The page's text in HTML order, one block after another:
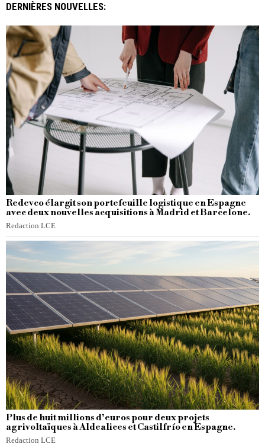
DERNIÈRES NOUVELLES:
Redevco élargit son portefeuille logistique en Espagne
avec deux nouvelles acquisitions à Madrid et Barcelone.
Redaction LCE
Plus de huit millions d’euros pour deux projets
agrivoltaïques à Aldealices et Castilfrío en Espagne.
Redaction LCE